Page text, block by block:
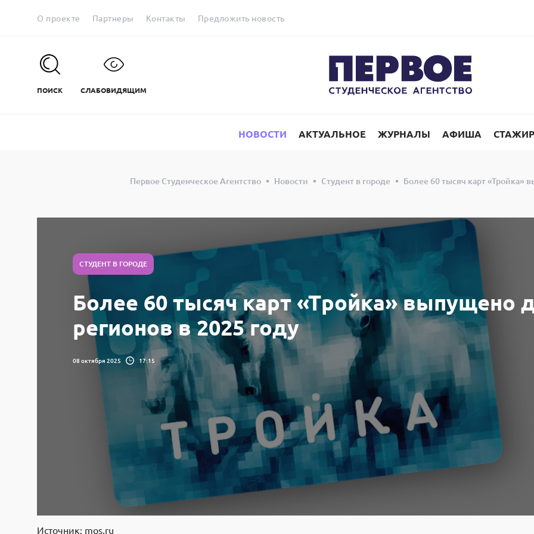
О проекте Партнеры Контакты Предложить новость
ПОИСК СЛАБОВИДЯЩИМ
НОВОСТИ АКТУАЛЬНОЕ ЖУРНАЛЫ АФИША
Первое Студенческое Агентство Новости Студент в городе Более 60 тысяч карт «Тройка»
СТУДЕНТ В ГОРОДЕ
Более 60 тысяч карт «Тройка» выпущено
регионов в 2025 году
08 октября 2025 17:15
Источник: mos.ru